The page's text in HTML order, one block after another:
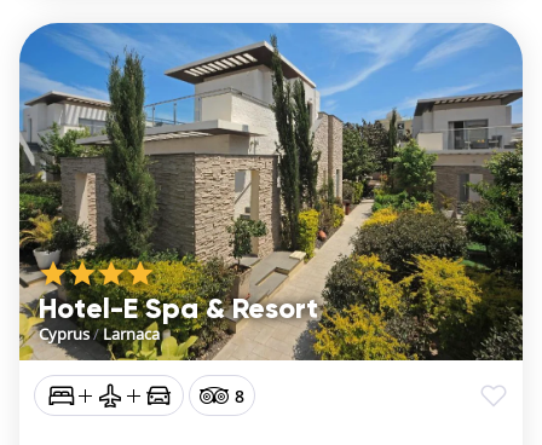
Hotel-E Spa & Resort
Cyprus/Larnaca
8